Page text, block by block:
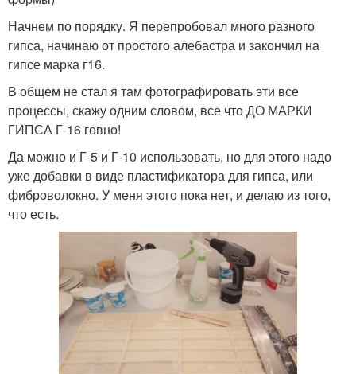
Начнем по порядку. Я перепробовал много разного
гипса, начинаю от простого алебастра и закончил на
гипсе марка г16.
В общем не стал я там фотографировать эти все
процессы, скажу одним словом, все что ДО МАРКИ
ГИПСА Г-16 говно!
Да можно и Г-5 и Г-10 использовать, но для этого надо
уже добавки в виде пластификатора для гипса, или
фиброволокно. У меня этого пока нет, и делаю из того,
что есть.